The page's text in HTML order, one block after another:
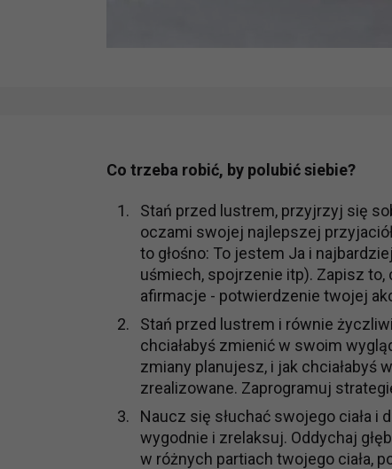
Co trzeba robić, by polubić siebie?
Stań przed lustrem, przyjrzyj się
oczami swojej najlepszej
to głośno: To jestem Ja i
uśmiech, spojrzenie itp). Zapisz
afirmacje - potwierdzenie twojej
Stań przed lustrem i równie
chciałabyś zmienić w swoim
zmiany planujesz, i jak chciałabyś
zrealizowane. Zaprogramuj
Naucz się słuchać swojego ciała i
wygodnie i zrelaksuj. Oddychaj
w różnych partiach twojego ciała,